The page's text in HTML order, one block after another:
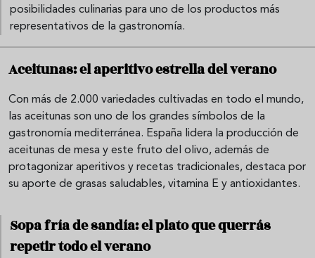
posibilidades culinarias para uno de los productos más
representativos de la gastronomía.
Aceitunas: el aperitivo estrella del verano
Con más de 2.000 variedades cultivadas en todo el mundo,
las aceitunas son uno de los grandes símbolos de la
gastronomía mediterránea. España lidera la producción de
aceitunas de mesa y este fruto del olivo, además de
protagonizar aperitivos y recetas tradicionales, destaca por
su aporte de grasas saludables, vitamina E y antioxidantes.
Sopa fría de sandía: el plato que querrás
repetir todo el verano